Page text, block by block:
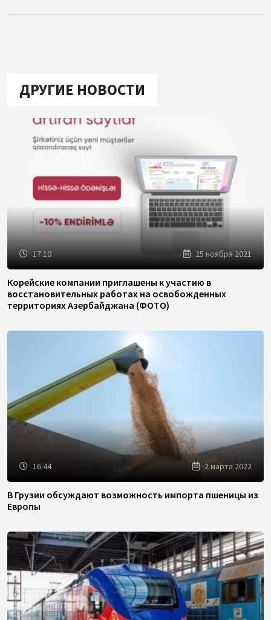
ДРУГИЕ НОВОСТИ
17:10 25 ноября 2021
Корейские компании приглашены к участию в
восстановительных работах на освобожденных
территориях Азербайджана (ФОТО)
16:44 2 марта 2022
В Грузии обсуждают возможность импорта пшеницы из
Европы